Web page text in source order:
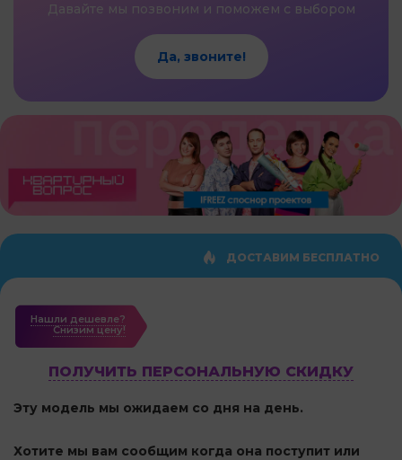
Давайте мы позвоним и поможем с выбором
Да, звоните!
ДОСТАВИМ БЕСПЛАТНО
Нашли дешевле?
Cнизим цену!
ПОЛУЧИТЬ ПЕРСОНАЛЬНУЮ СКИДКУ
Эту модель мы ожидаем со дня на день.
Хотите мы вам сообщим когда она поступит или